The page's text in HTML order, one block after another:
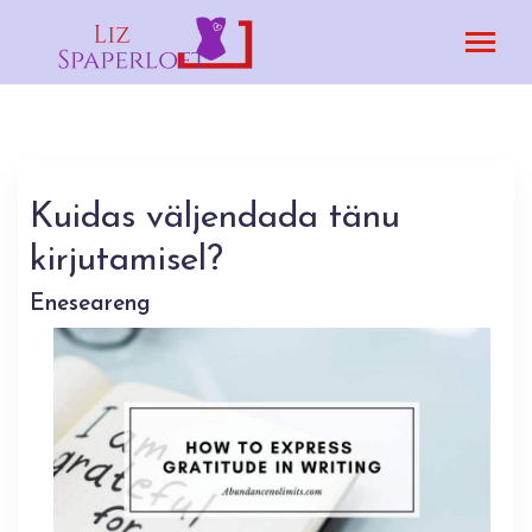
Kuidas väljendada tänu
kirjutamisel?
Eneseareng